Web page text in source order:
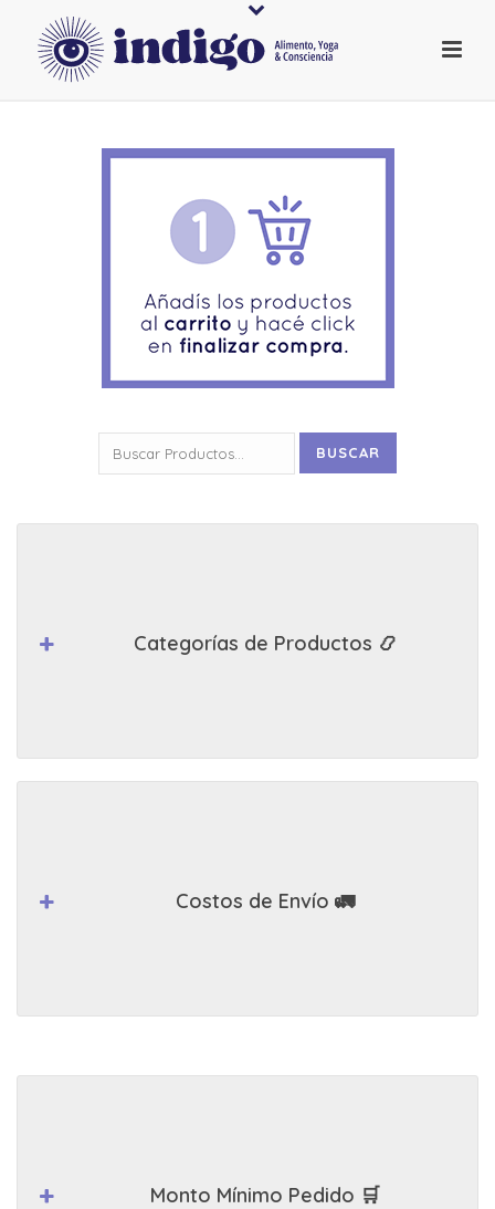
por:
BUSCAR
Categorías de Productos 📿
Costos de Envío 🚛
Monto Mínimo Pedido 🛒